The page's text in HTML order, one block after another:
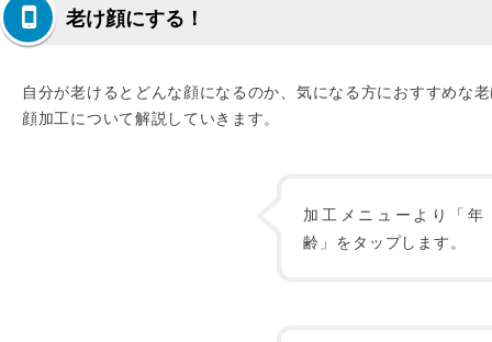
老け顔にする！
自分が老けるとどんな顔になるのか、気になる方におすすめな
顔加工について解説していきます。
加工メニューより「年
齢」をタップします。